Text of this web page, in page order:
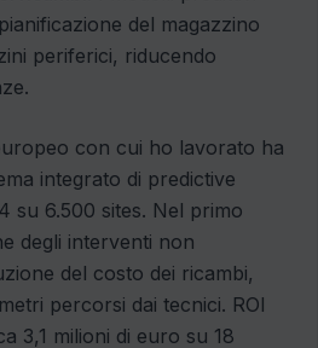
del magazzino
periferici, riducendo
con cui ho lavorato ha
integrato di predictive
su 6.500 sites. Nel primo
degli interventi non
del costo dei ricambi,
percorsi dai tecnici. ROI
3,1 milioni di euro su 18